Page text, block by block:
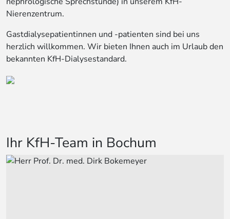
Nierenzentrum.
Gastdialysepatientinnen und -patienten sind bei uns
herzlich willkommen. Wir bieten Ihnen auch im Urlaub den
bekannten KfH-Dialysestandard.
Ihr KfH-Team in Bochum